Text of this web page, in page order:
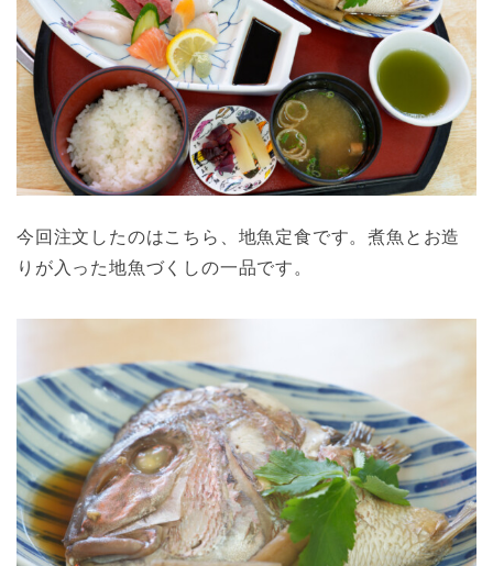
今回注文したのはこちら、地魚定食です。煮魚とお造
りが入った地魚づくしの一品です。